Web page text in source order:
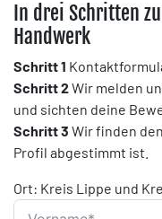
In drei Schritten
Handwerk
Schritt 1
Schritt 2Wir melden
und sichten deine
Schritt 3 Wir finden
Profil abgestimmt ist.
Ort: Kreis Lippe und